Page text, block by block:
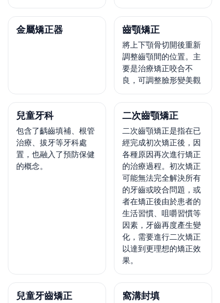
金屬矯正器 齒顎矯正
將上下顎骨切開後重新
調整齒顎間的位置。主
要是治療矯正咬合不
良，可調整臉形變美觀
兒童牙科
包含了齲齒填補、根管
治療、拔牙等牙科處
置，也融入了預防保健
的概念。
二次齒顎矯正
二次齒顎矯正是指在已
經完成初次矯正後，因
各種原因再次進行矯正
的治療過程。初次矯正
可能無法完全解決所有
的牙齒或咬合問題，或
者在矯正後由於患者的
生活習慣、咀嚼習慣等
因素，牙齒再度產生變
化，需要進行二次矯正
以達到更理想的矯正效
果。
兒童牙齒矯正 窩溝封填